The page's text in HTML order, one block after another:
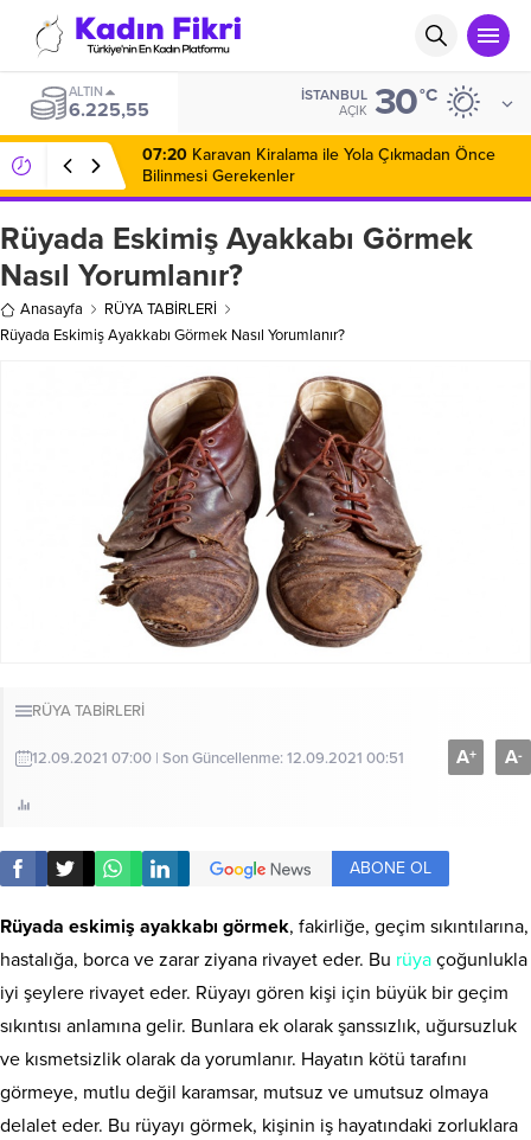
ALTIN
6.225,55
İSTANBUL
AÇIK 30°C
07:20 Karavan Kiralama ile Yola Çıkmadan Önce
Bilinmesi Gerekenler
Rüyada Eskimiş Ayakkabı Görmek
Nasıl Yorumlanır?
Anasayfa
RÜYA TABİRLERİ
Rüyada Eskimiş Ayakkabı Görmek Nasıl Yorumlanır?
RÜYA TABİRLERİ
12.09.2021 07:00 | Son Güncellenme: 12.09.2021 00:51 A+ A-
ABONE OL
Rüyada eskimiş ayakkabı görmek, fakirliğe, geçim sıkıntılarına,
hastalığa, borca ve zarar ziyana rivayet eder. Bu rüya çoğunlukla
iyi şeylere rivayet eder. Rüyayı gören kişi için büyük bir geçim
sıkıntısı anlamına gelir. Bunlara ek olarak şanssızlık, uğursuzluk
ve kısmetsizlik olarak da yorumlanır. Hayatın kötü tarafını
görmeye, mutlu değil karamsar, mutsuz ve umutsuz olmaya
delalet eder. Bu rüyayı görmek, kişinin iş hayatındaki zorluklara